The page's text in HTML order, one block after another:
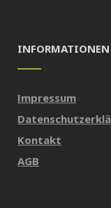
INFORMATIONEN
Impressum
Kontakt
AGB